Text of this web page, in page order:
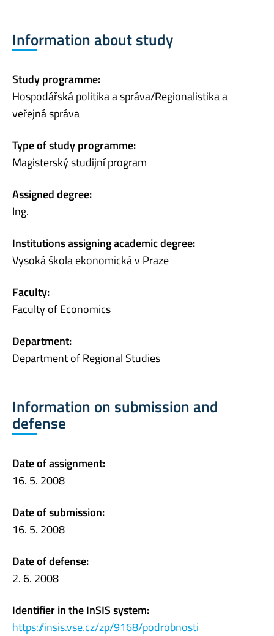
Information about study
Study programme:
Hospodářská politika a správa/Regionalistika a
veřejná správa
Type of study programme:
Magisterský studijní program
Assigned degree:
Ing.
Institutions assigning academic degree:
Vysoká škola ekonomická v Praze
Faculty:
Faculty of Economics
Department:
Department of Regional Studies
Information on submission and
defense
Date of assignment:
16. 5. 2008
Date of submission:
16. 5. 2008
Date of defense:
2. 6. 2008
Identifier in the InSIS system:
https://insis.vse.cz/zp/9168/podrobnosti